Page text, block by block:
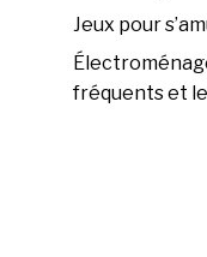
Jeux pour
fréquents et